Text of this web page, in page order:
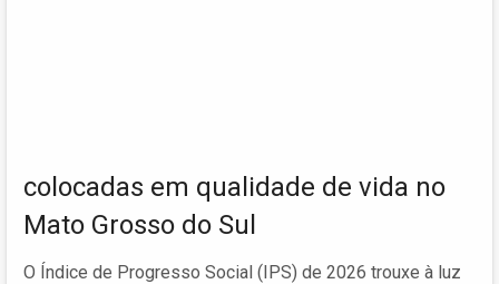
colocadas em qualidade de vida no
Mato Grosso do Sul
O Índice de Progresso Social (IPS) de 2026 trouxe à luz